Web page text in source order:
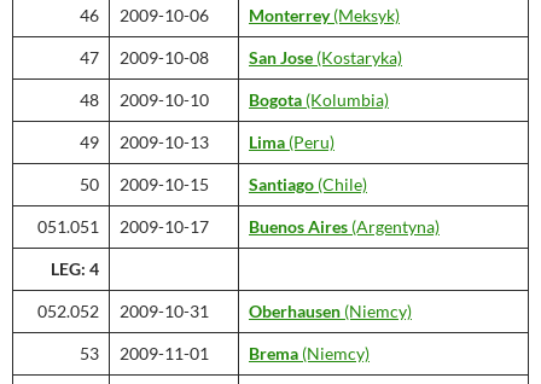
46 2009-10-06 Monterrey(Meksyk)
47 2009-10-08 San Jose (Kostaryka)
48 2009-10-10 Bogota (Kolumbia)
49 2009-10-13 Lima (Peru)
50 2009-10-15 Santiago (Chile)
051.051 2009-10-17 Buenos Aires (Argentyna)
LEG: 4
052.052 2009-10-31 Oberhausen (Niemcy)
53 2009-11-01 Brema (Niemcy)